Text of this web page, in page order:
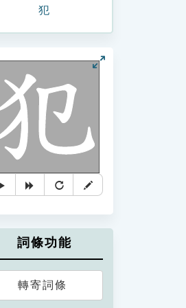
犯
詞條功能
轉寄詞條